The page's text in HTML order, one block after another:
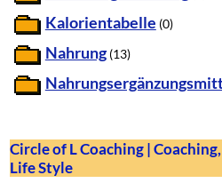
Kalorientabelle (0)
Nahrung (13)
Circle of L Coaching |
Life Style